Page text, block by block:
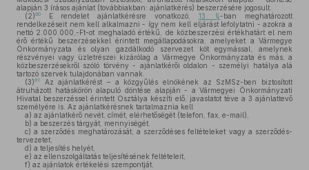
alapján 3 írásos ajánlat (továbbiakban: ajánlatkérés) beszerzésére jogosult.
(2)60 E rendelet ajánlatkérésre vonatkozó, 13. §-ban meghatározott
rendelkezéseit nem kell alkalmazni - így nem kell eljárást lefolytatni - azokra a
nettó 2.000.000,-Ft-ot meghaladó értékű, de közbeszerzési értékhatárt el nem
érő értékű beszerzésekkel érintett megállapodásokra, amelyeket a Vármegye
Önkormányzata és olyan gazdálkodó szervezet köt egymással, amelynek
részvényei vagy üzletrészei kizárólag a Vármegye Önkormányzata és más, a
közbeszerzésekről szóló törvény - ajánlatkérői oldalon - személyi hatálya alá
tartozó szervek tulajdonában vannak.
(3)61
Az ajánlatkérést – a közgyűlés elnökének az SzMSz-ben biztosított
átruházott hatáskörön alapuló döntése alapján - a Vármegyei Önkormányzati
Hivatal beszerzéssel érintett Osztálya készíti elő, javaslatot téve a 3 ajánlattevő
személyére is. Az ajánlatkérésnek tartalmaznia kell
a) az ajánlatkérő nevét, címét, elérhetőségét (telefon, fax, e-mail),
b) a beszerzés tárgyát, mennyiségét,
c) a szerződés meghatározását, a szerződéses feltételeket vagy a szerződés-
tervezetet,
d) a teljesítés helyét,
e) az ellenszolgáltatás teljesítésének feltételeit,
f) az ajánlatok értékelési szempontját,